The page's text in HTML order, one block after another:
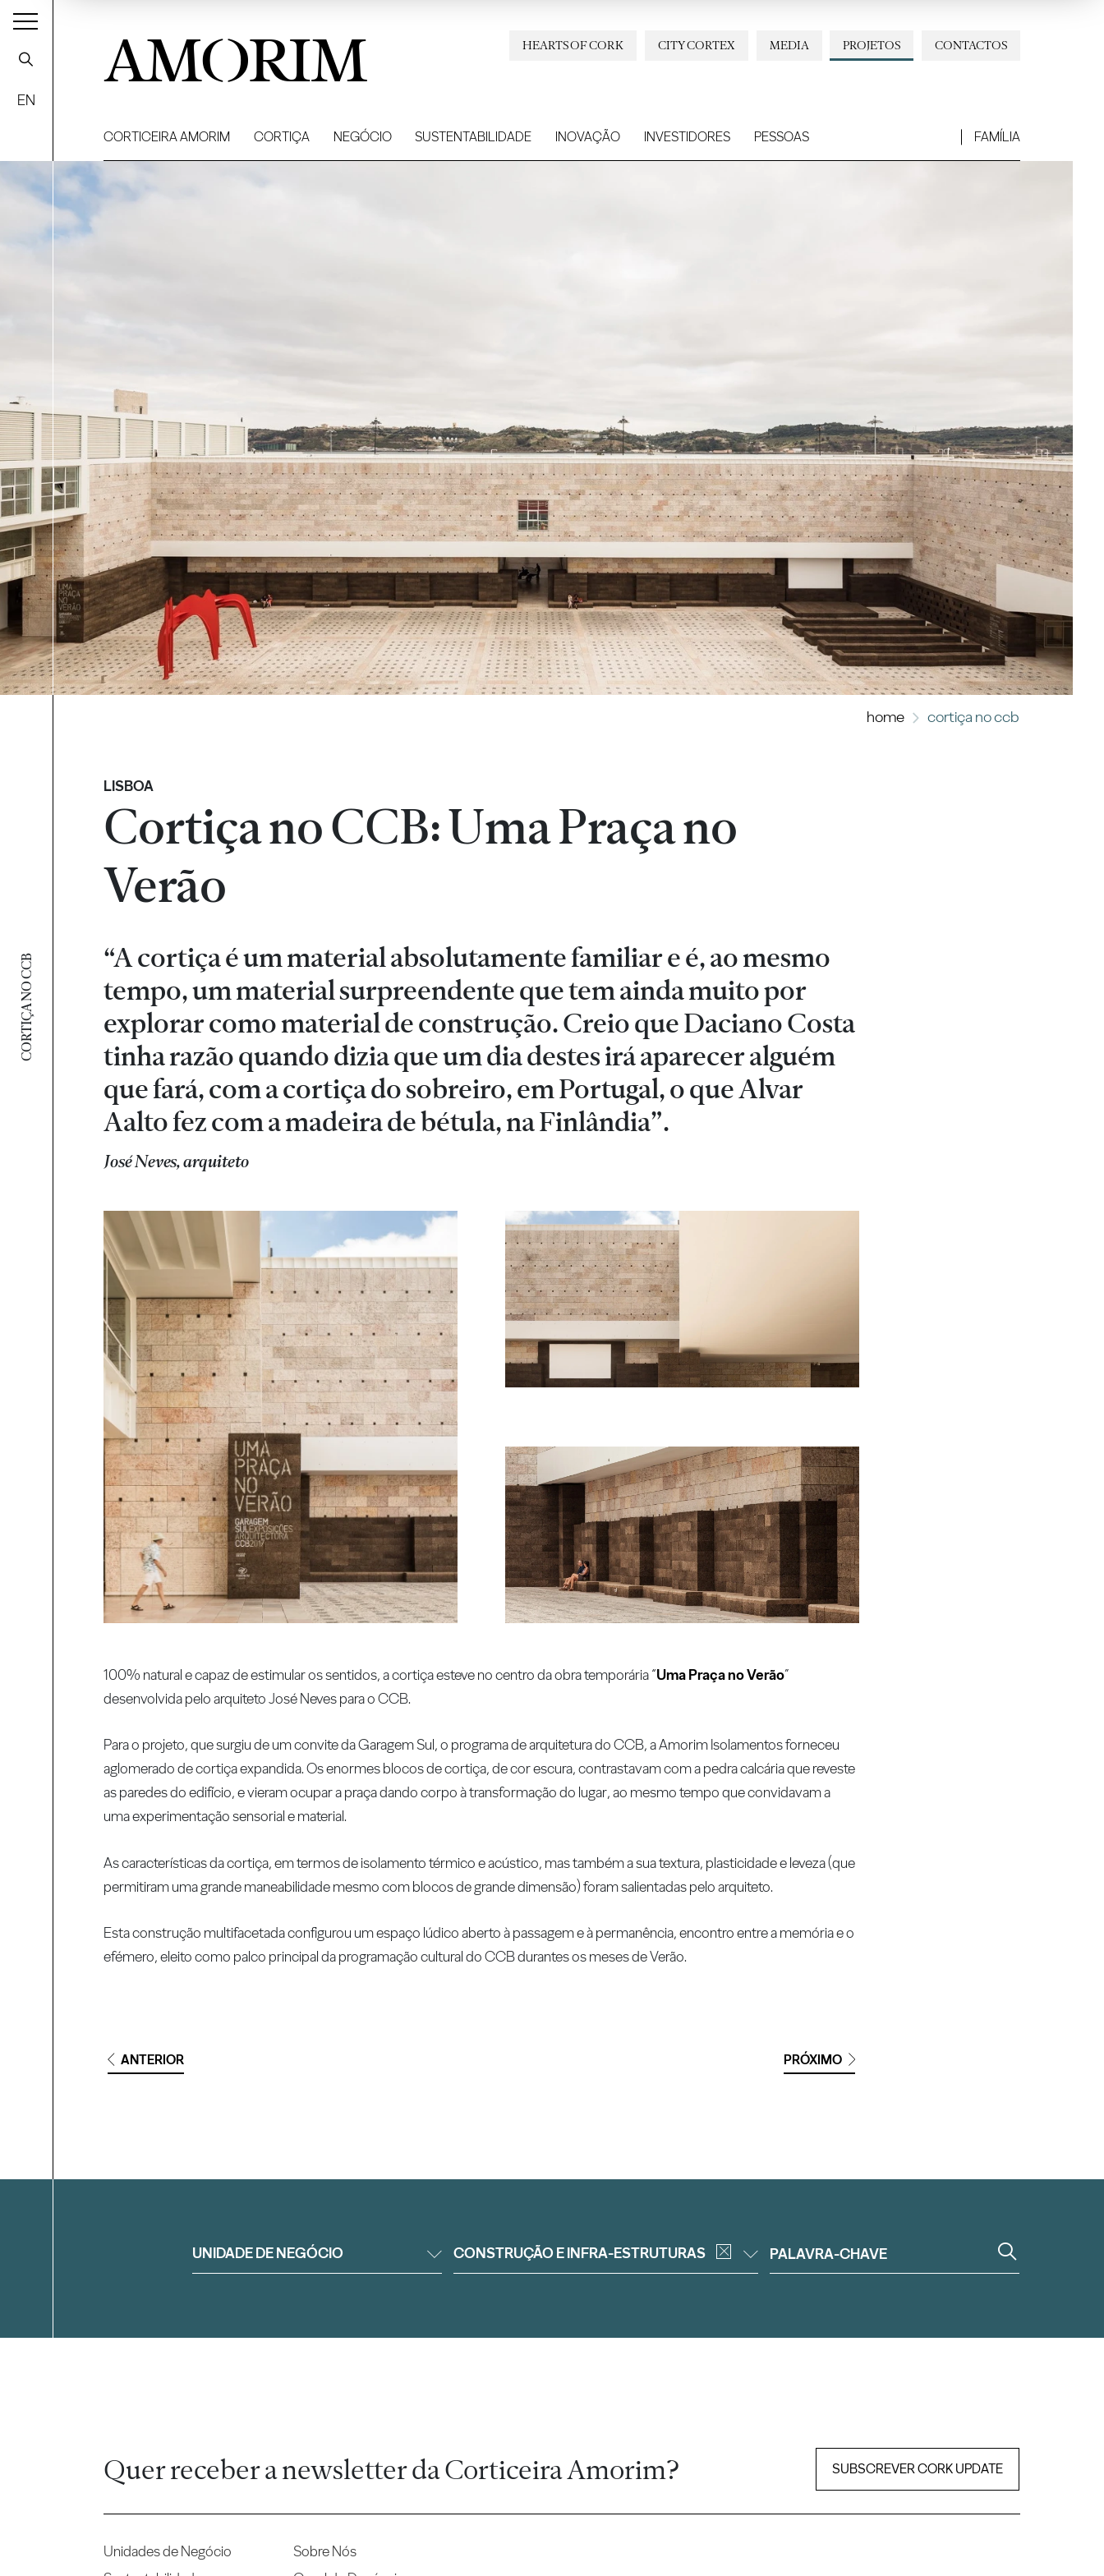
CORTIÇA NO CCB
EN
AMORIM CONTACTOS
PROJETOS
MEDIA
CITY CORTEX
HEARTS OF CORK
CORTICEIRA AMORIM CORTIÇA NEGÓCIO SUSTENTABILIDADE INOVAÇÃO INVESTIDORES PESSOAS FAMÍLIA
home cortiça no ccb
LISBOA
Cortiça no CCB: Uma Praça no
Verão
“A cortiça é um material absolutamente familiar e é, ao mesmo
tempo, um material surpreendente que tem ainda muito por
explorar como material de construção. Creio que Daciano Costa
tinha razão quando dizia que um dia destes irá aparecer alguém
que fará, com a cortiça do sobreiro, em Portugal, o que Alvar
Aalto fez com a madeira de bétula, na Finlândia”.
José Neves, arquiteto
100% natural e capaz de estimular os sentidos, a cortiça esteve no centro da obra temporária “Uma Praça no Verão”
desenvolvida pelo arquiteto José Neves para o CCB.
Para o projeto, que surgiu de um convite da Garagem Sul, o programa de arquitetura do CCB, a Amorim Isolamentos forneceu
aglomerado de cortiça expandida. Os enormes blocos de cortiça, de cor escura, contrastavam com a pedra calcária que reveste
as paredes do edifício, e vieram ocupar a praça dando corpo à transformação do lugar, ao mesmo tempo que convidavam a
uma experimentação sensorial e material.
As características da cortiça, em termos de isolamento térmico e acústico, mas também a sua textura, plasticidade e leveza (que
permitiram uma grande maneabilidade mesmo com blocos de grande dimensão) foram salientadas pelo arquiteto.
Esta construção multifacetada configurou um espaço lúdico aberto à passagem e à permanência, encontro entre a memória e o
efémero, eleito como palco principal da programação cultural do CCB durantes os meses de Verão.
ANTERIOR PRÓXIMO
FiltrarUNIDADE DE NEGÓCIO CONSTRUÇÃO E INFRA-ESTRUTURAS
Quer receber a newsletter da Corticeira Amorim? SUBSCREVER CORK UPDATE
Unidades de Negócio
Sobre Nós